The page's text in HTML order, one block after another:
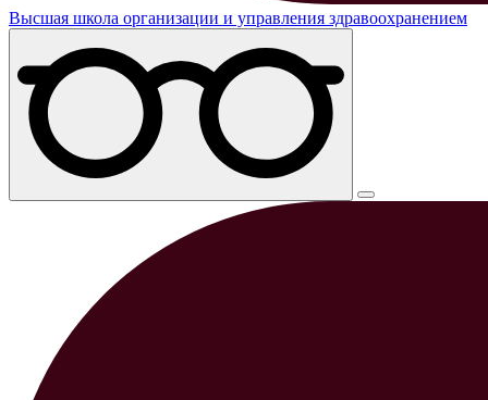
Высшая школа организации и управления здравоохранением